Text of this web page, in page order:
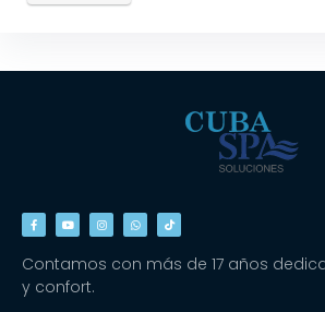
Contamos con más de 17 años
y confort.